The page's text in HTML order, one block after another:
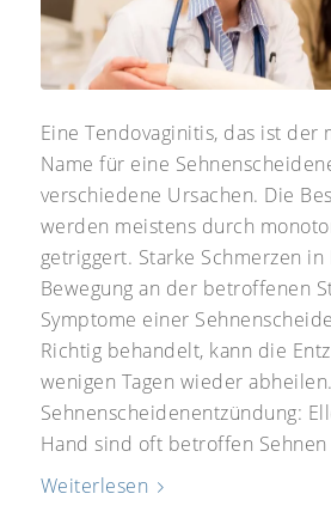
Eine Tendovaginitis, das ist der
Name für eine
verschiedene Ursachen. Die
werden meistens durch
getriggert. Starke Schmerzen in
Bewegung an der betroffenen
Symptome einer
Richtig behandelt, kann die
wenigen Tagen wieder abheilen.
Sehnenscheidenentzündung:
Hand sind oft betroffen
Weiterlesen